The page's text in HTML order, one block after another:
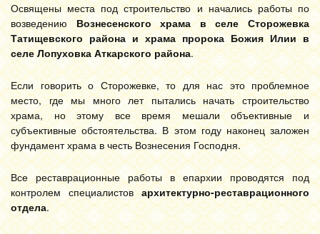
Освящены места под строительство и начались работы по
возведению Вознесенского храма в селе Сторожевка
Татищевского района и храма пророка Божия Илии в
селе Лопуховка Аткарского района.
Если говорить о Сторожевке, то для нас это проблемное
место, где мы много лет пытались начать строительство
храма, но этому все время мешали объективные и
субъективные обстоятельства. В этом году наконец заложен
фундамент храма в честь Вознесения Господня.
Все реставрационные работы в епархии проводятся под
контролем специалистов архитектурно-реставрационного
отдела.